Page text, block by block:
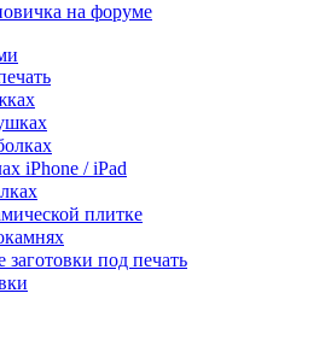
на форуме
iPhone / iPad
плитке
под печать